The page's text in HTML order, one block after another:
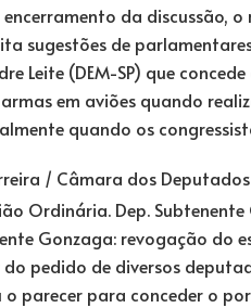
da discussão,
sugestões de
Leite (DEM-SP) que
em aviões quando
quando os
/ Câmara dos Deputados
Gonzaga: revogação do
pedido de diversos
o parecer para conceder o